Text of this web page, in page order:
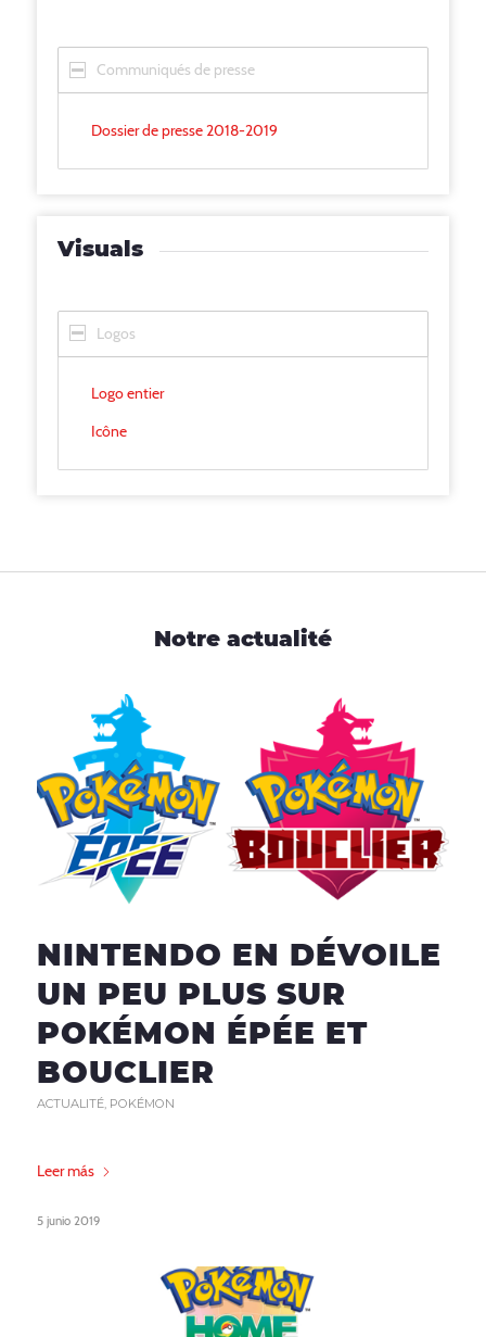
Communiqués de presse
Dossier de presse 2018-2019
Visuals
Logos
Logo entier
Icône
Notre actualité
NINTENDO EN DÉVOILE
UN PEU PLUS SUR
POKÉMON ÉPÉE ET
BOUCLIER
ACTUALITÉ, POKÉMON
Leer más
5 junio 2019